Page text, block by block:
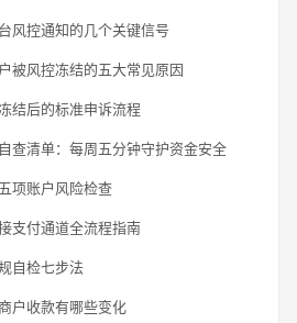
风控通知的几个关键信号
被风控冻结的五大常见原因
结后的标准申诉流程
查清单：每周五分钟守护资金安全
项账户风险检查
支付通道全流程指南
自检七步法
户收款有哪些变化